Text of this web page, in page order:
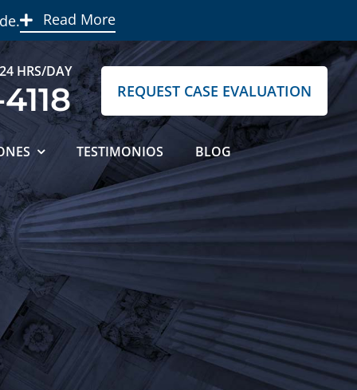
Read More
HRS/DAY
REQUEST CASE EVALUATION
TESTIMONIOS
BLOG